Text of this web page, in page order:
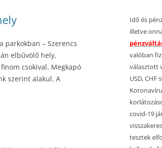
parkokban – Szerencs
elbűvölő hely,
csokival. Megkapó
szerint alakul. A
Idő és
illetve
valóban
választott
USD, CHF
covid-19
tesztek